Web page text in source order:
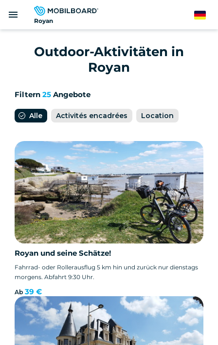
zum
Royan
menu German
Outdoor-Aktivitäten in
Royan
Filtern 25 Angebote
Alle Activités encadrées Location
Royan und seine Schätze!
Fahrrad- oder Rollerausflug 5 km hin und zurück nur dienstags
morgens. Abfahrt 9:30 Uhr.
Ab 39 €